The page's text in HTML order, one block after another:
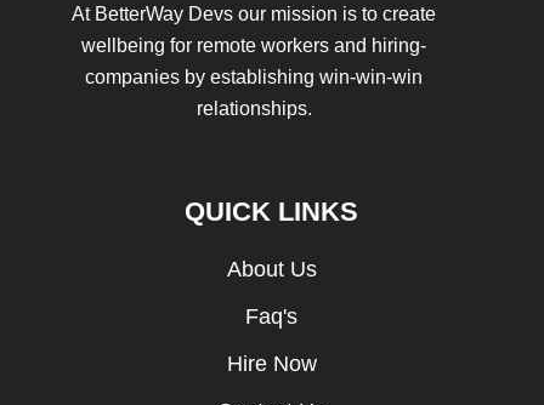
At BetterWay Devs our mission is to create
wellbeing for remote workers and hiring-
companies by establishing win-win-win
relationships.
QUICK LINKS
About Us
Faq's
Hire Now